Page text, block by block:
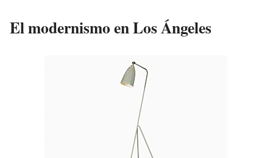
El modernismo en Los Ángeles